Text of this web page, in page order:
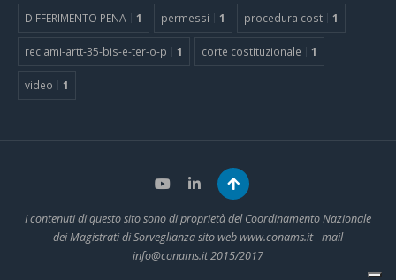
DIFFERIMENTO PENA 1 permessi 1 procedura cost 1
reclami-artt-35-bis-e-ter-o-p 1 corte costituzionale 1
video 1
I contenuti di questo sito sono di proprietà del Coordinamento Nazionale
dei Magistrati di Sorveglianza sito web www.conams.it - mail
info@conams.it 2015/2017